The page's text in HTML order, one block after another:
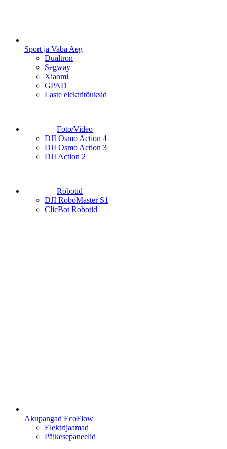
Sport ja Vaba Aeg
Dualtron
Segway
Xiaomi
GPAD
Laste elektritõuksid
Foto/Video
DJI Osmo Action 4
DJI Osmo Action 3
DJI Action 2
Robotid
DJI RoboMaster S1
ClicBot Robotid
Akupangad EcoFlow
Elektrijaamad
Päikesepaneelid